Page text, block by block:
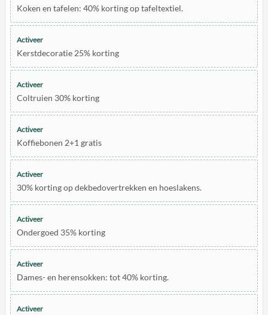
Koken en tafelen: 40% korting op tafeltextiel.
Activeer
Kerstdecoratie 25% korting
Activeer
Coltruien 30% korting
Activeer
Koffiebonen 2+1 gratis
Activeer
30% korting op dekbedovertrekken en hoeslakens.
Activeer
Ondergoed 35% korting
Activeer
Dames- en herensokken: tot 40% korting.
Activeer